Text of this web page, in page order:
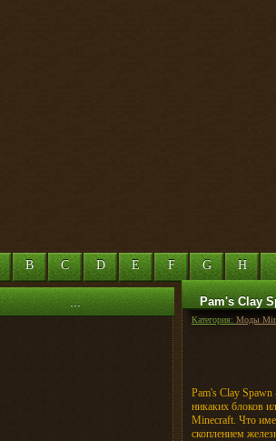
B C D E F G H
... Pam's Clay
Категория: Моды
Pam's Clay
никаких блоков
Minecraft. Что
скоплением